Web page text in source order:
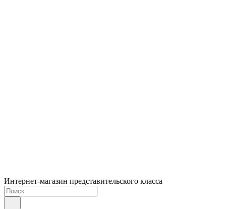
Интернет-магазин представительского класса